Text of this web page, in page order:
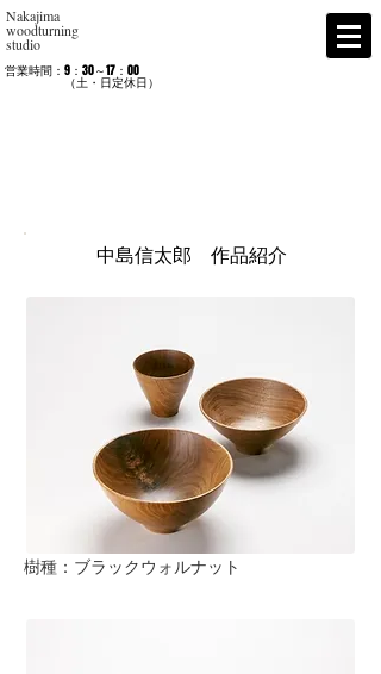
Nakajima
woodturning
studio
営業時間：9：30～17：00
​ （土・日定休日）
中島信太郎 作品紹介
樹種：ブラックウォルナット